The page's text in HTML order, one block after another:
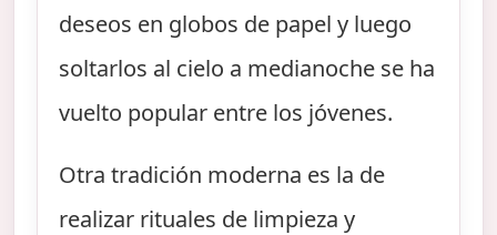
deseos en globos de papel y luego
soltarlos al cielo a medianoche se ha
vuelto popular entre los jóvenes.
Otra tradición moderna es la de
realizar rituales de limpieza y